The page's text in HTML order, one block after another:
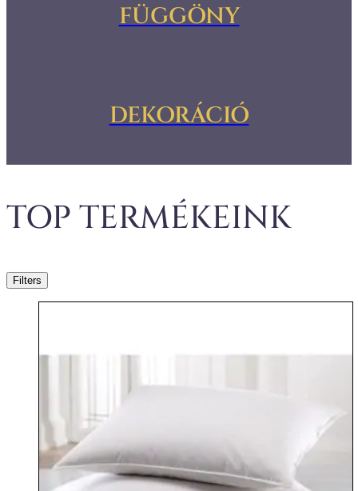
FÜGGÖNY
DEKORÁCIÓ
TOP TERMÉKEINK
Filters